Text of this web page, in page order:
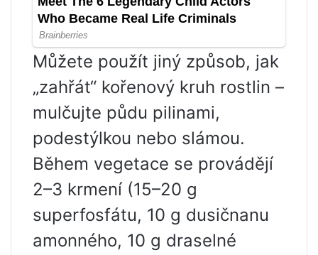
Můžete použít jiný způsob, jak
„zahřát“ kořenový kruh rostlin –
mulčujte půdu pilinami,
podestýlkou ​​nebo slámou.
Během vegetace se provádějí
2–3 krmení (15–20 g
superfosfátu, 10 g dusičnanu
amonného, ​​10 g draselné